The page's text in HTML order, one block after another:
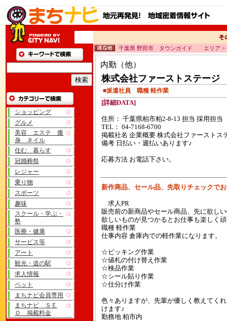
ショッピング
グルメ
美容 エステ 痩
身 ネイル
住む 暮らす
冠婚葬祭
レジャー
乗り物
スポーツ
趣味
スクール・学ぶ・
塾
医療・健康
サービス等
アート
観光・道の駅
求人情報
ペット
まちナビ会員専用
まちナビ ＳＥ
Ｏ 掲載料金
千葉県 野田市 タウンガイド エリア >
内勤（他）
株式会社ファーストステージ
■派遣社員 職種 軽作業
[詳細DATA]
住所： 千葉県柏市柏2-8-13 担当 採用担当
TEL： 04-7168-6700
掲載社名 企業概要 株式会社ファーストス
備考 日払い・週払いあります♪
応募方法 お電話下さい。
新作商品、セール品、先取りチェックで
求人PR
販売前の新商品やセール商品、先に欲し
欲しいものが見つかるとお仕事も楽しく
職種 軽作業
仕事内容 倉庫内での軽作業になります。
☆ピッキング作業
☆値札の付け替え作業
☆検品作業
☆シール貼り作業
☆仕分け作業
色々ありますが、先輩が優しく教えてく
けます♪
勤務地 柏市内